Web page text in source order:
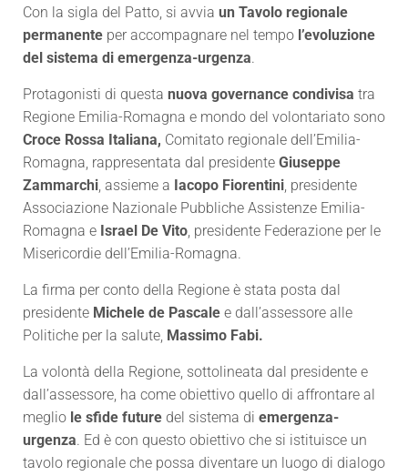
Con la sigla del Patto, si avvia un Tavolo regionale
permanente per accompagnare nel tempo l’evoluzione
del sistema di emergenza-urgenza.
Protagonisti di questa nuova governance condivisa tra
Regione Emilia-Romagna e mondo del volontariato sono
Croce Rossa Italiana, Comitato regionale dell’Emilia-
Romagna, rappresentata dal presidente Giuseppe
Zammarchi, assieme a Iacopo Fiorentini, presidente
Associazione Nazionale Pubbliche Assistenze Emilia-
Romagna e Israel De Vito, presidente Federazione per le
Misericordie dell’Emilia-Romagna.
La firma per conto della Regione è stata posta dal
presidente Michele de Pascale e dall’assessore alle
Politiche per la salute, Massimo Fabi.
La volontà della Regione, sottolineata dal presidente e
dall’assessore, ha come obiettivo quello di affrontare al
meglio le sfide future del sistema di emergenza-
urgenza. Ed è con questo obiettivo che si istituisce un
tavolo regionale che possa diventare un luogo di dialogo